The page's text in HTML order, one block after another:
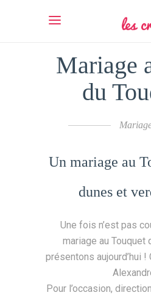
Mariage
du
Un mariage au
dunes et
Une fois n’est pas
mariage au Touquet
présentons aujourd’hui
Pour l’occasion,